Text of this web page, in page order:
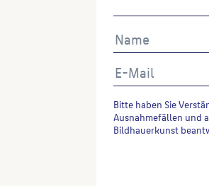
Bitte haben Sie
Ausnahmefällen und
Bildhauerkunst